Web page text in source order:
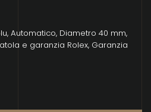
Automatico, Diametro 40 mm,
e garanzia Rolex, Garanzia